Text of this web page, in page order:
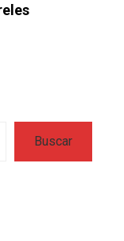
Buscar